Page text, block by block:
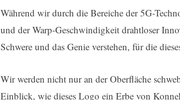
Während wir durch die Bereiche der 5G-
und der Warp-Geschwindigkeit drahtloser
Schwere und das Genie verstehen, für die
Wir werden nicht nur an der Oberfläche
Einblick, wie dieses Logo ein Erbe von